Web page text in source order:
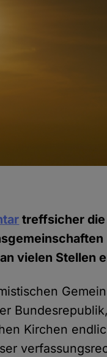
treffsicher
vielen Stellen
Kirchen